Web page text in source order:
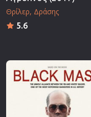
Θρίλερ Δράσης
5.6